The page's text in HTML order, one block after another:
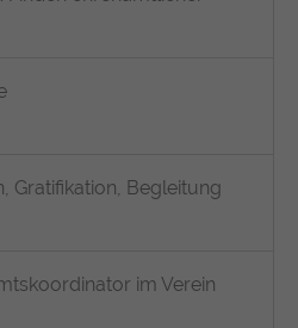
Gratifikation, Begleitung
im Verein